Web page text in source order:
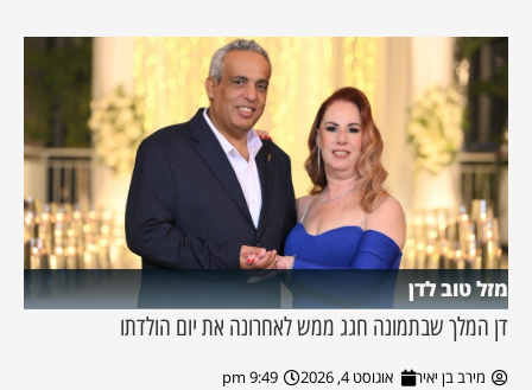
מזל טוב לדן
דן המלך שבתמונה חגג ממש לאחרונה את יום הולדתו
מירב בן יאיר אוגוסט 4, 2026 9:49 pm